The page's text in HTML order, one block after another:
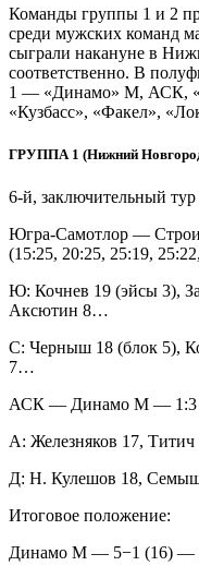
Команды группы 1 и 2
среди мужских команд
сыграли накануне в
соответственно. В
1 — «Динамо» М, АСК,
«Кузбасс», «Факел»,
ГРУППА 1 (Нижний
6-й, заключительный тур
Югра-Самотлор —
(15:25, 20:25, 25:19,
Ю: Кочнев 19 (эйсы 3),
Аксютин 8…
С: Черныш 18 (блок 5),
7…
АСК — Динамо М — 1:3
А: Железняков 17,
Д: Н. Кулешов 18,
Итоговое положение:
Динамо М — 5−1 (16) —